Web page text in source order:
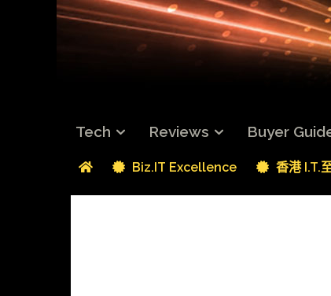
Tech Reviews Buyer
Biz.IT Excellence 香港 I.T.